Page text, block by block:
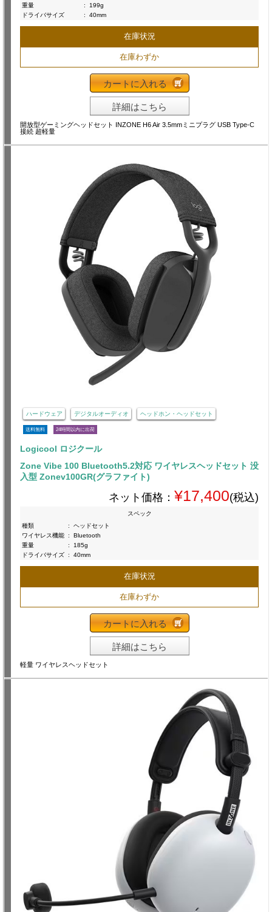
重量
:
199g
ドライバサイズ
: 40mm
在庫状況
在庫わずか
カートに入れる
詳細はこちら
開放型ゲーミングヘッドセット INZONE H6 Air 3.5mmミニプラグ USB Type-C
接続 超軽量
ハードウェア デジタルオーディオ ヘッドホン・ヘッドセット
送料無料 24時間以内に出荷
Logicool ロジクール
Zone Vibe 100 Bluetooth5.2対応 ワイヤレスヘッドセット 没
入型 Zonev100GR(グラファイト)
ネット価格： ¥17,400(税込)
スペック
種類
:
ヘッドセット
ワイヤレス機能 :
Bluetooth
重量
:
185g
ドライバサイズ : 40mm
在庫状況
在庫わずか
カートに入れる
詳細はこちら
軽量 ワイヤレスヘッドセット